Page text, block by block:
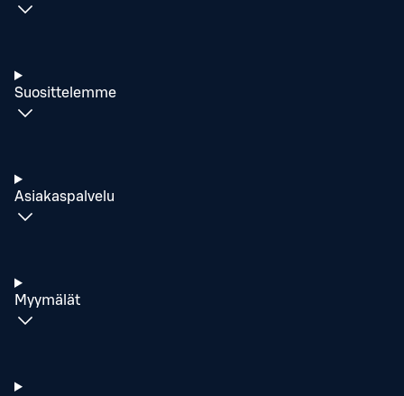
Suosittelemme
Asiakaspalvelu
Myymälät